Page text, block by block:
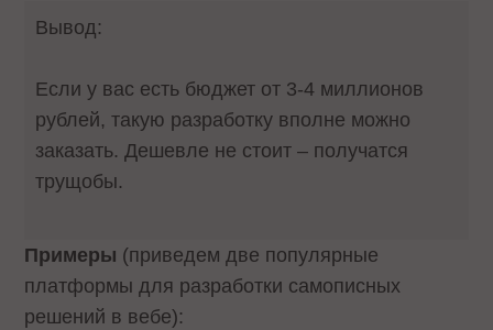
Вывод:
Если у вас есть бюджет от 3-4 миллионов
рублей, такую разработку вполне можно
заказать. Дешевле не стоит – получатся
трущобы.
Примеры (приведем две популярные
платформы для разработки самописных
решений в вебе):